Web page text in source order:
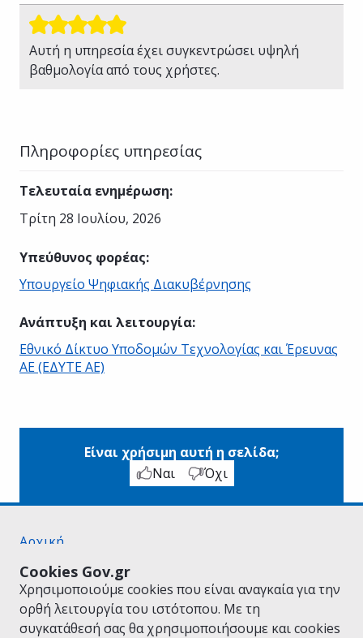
Cookies Gov.gr
Χρησιμοποιούμε cookies που είναι αναγκαία για την
ορθή λειτουργία του ιστότοπου. Με τη
συγκατάθεσή σας θα χρησιμοποιήσουμε και cookies
Αυτή η υπηρεσία έχει συγκεντρώσει υψηλή
βαθμολογία από τους χρήστες.
Πληροφορίες υπηρεσίας
Τελευταία ενημέρωση:
Τρίτη 28 Ιουλίου, 2026
Υπεύθυνος φορέας:
Υπουργείο Ψηφιακής Διακυβέρνησης
Ανάπτυξη και λειτουργία:
Εθνικό Δίκτυο Υποδομών Τεχνολογίας και Έρευνας
ΑΕ (ΕΔΥΤΕ ΑΕ)
Είναι χρήσιμη αυτή η σελίδα;
Ναι
Όχι
Αρχική
Όροι Χρήσης
Πολιτική Απορρήτου
Δήλωση προσβασιμότητας